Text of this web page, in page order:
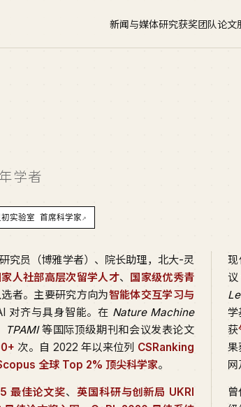
新闻与媒体研究获奖团队论文
学者
实验室 首席科学家↗
究员（博雅学者）、院长助理，北大-灵
家人社部高层次留学人才、 国家级优秀青
者。主要研究方向为智能体交互学习与
对齐与具身智能。在 Nature Machine
TPAMI等国际顶级期刊和会议发表论文
次。自 2022 年以来位列 CSRanking
全球 Top 2% 顶尖科学家。
最佳论文奖、 英国科研与创新局 UKRI
现
学
获
果
网